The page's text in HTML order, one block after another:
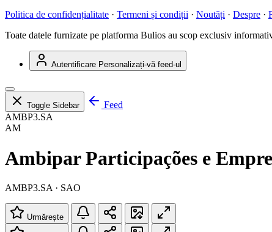
Politica de confidențialitate · Termeni și condiții · Noutăți · Despre ·
Toate datele furnizate pe platforma Bulios au scop exclusiv
Autentificare Personalizați-vă feed-ul
Toggle Sidebar
Feed
AMBP3.SA
AM
Ambipar Participações e
AMBP3.SA · SAO
Urmărește